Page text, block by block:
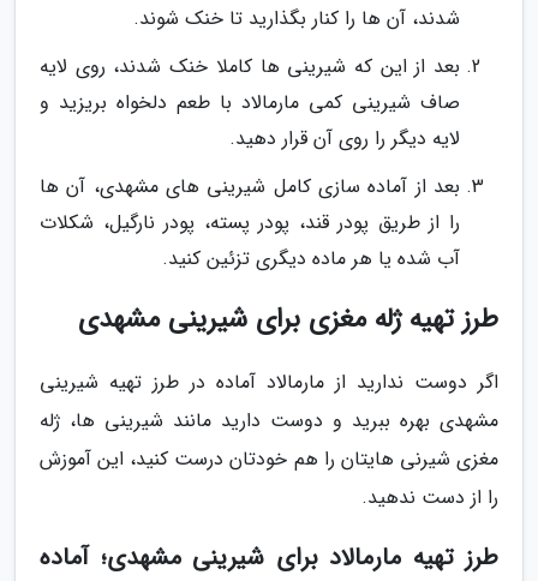
شدند، آن ها را کنار بگذارید تا خنک شوند.
بعد از این که شیرینی ها کاملا خنک شدند، روی لایه
صاف شیرینی کمی مارمالاد با طعم دلخواه بریزید و
لایه دیگر را روی آن قرار دهید.
بعد از آماده سازی کامل شیرینی های مشهدی، آن ها
را از طریق پودر قند، پودر پسته، پودر نارگیل، شکلات
آب شده یا هر ماده دیگری تزئین کنید.
طرز تهیه ژله مغزی برای شیرینی مشهدی
اگر دوست ندارید از مارمالاد آماده در طرز تهیه شیرینی
مشهدی بهره ببرید و دوست دارید مانند شیرینی ها، ژله
مغزی شیرنی هایتان را هم خودتان درست کنید، این آموزش
را از دست ندهید.
طرز تهیه مارمالاد برای شیرینی مشهدی؛ آماده